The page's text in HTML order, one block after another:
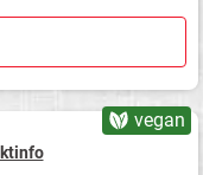
vegan